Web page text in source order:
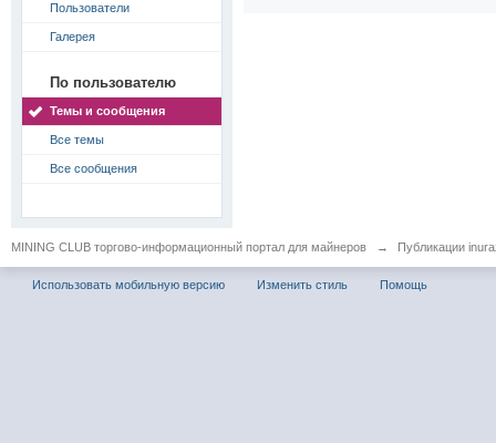
Пользователи
Галерея
По пользователю
Темы и сообщения
Все темы
Все сообщения
MINING CLUB торгово-информационный портал для майнеров → Публикации
Использовать мобильную версию Изменить стиль Помощь